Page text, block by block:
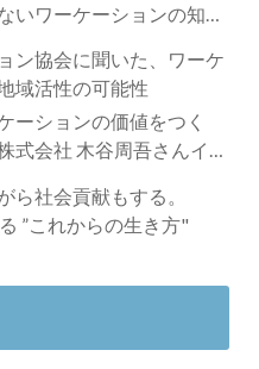
いワーケーションの知ら
ン協会に聞いた、ワーケ
域活性の可能性
ーションの価値をつく
式会社 木谷周吾さんイン
ら社会貢献もする。
”これからの生き方"